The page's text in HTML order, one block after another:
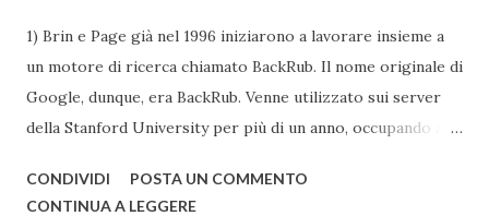
1) Brin e Page già nel 1996 iniziarono a lavorare insieme a
un motore di ricerca chiamato BackRub. Il nome originale di
Google, dunque, era BackRub. Venne utilizzato sui server
della Stanford University per più di un anno, occupando alla
all'università. Una pagina del fratello maggiore di Google è
CONDIVIDI
POSTA UN COMMENTO
CONTINUA A LEGGERE